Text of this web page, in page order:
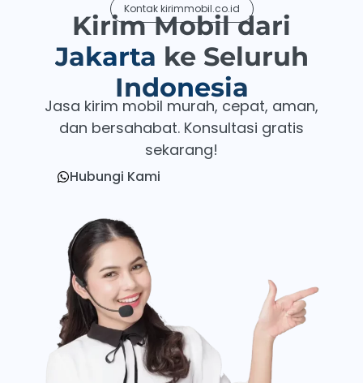
Kontak kirimmobil.co.id
Kirim Mobil dari
Jakarta ke Seluruh
Indonesia
Jasa kirim mobil murah, cepat, aman,
dan bersahabat. Konsultasi gratis
sekarang!
Hubungi Kami